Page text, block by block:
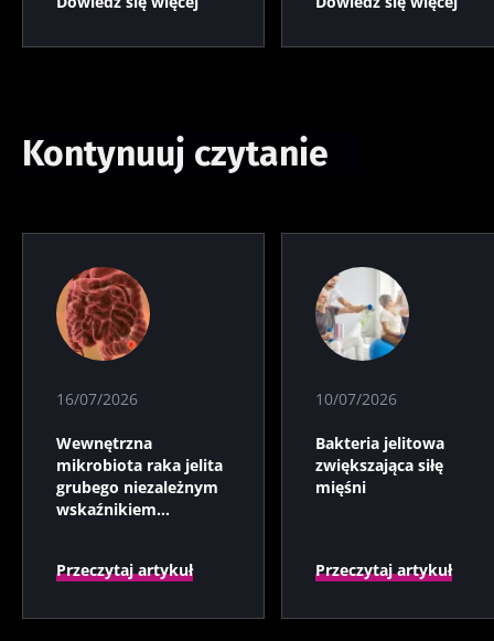
Kontynuuj czytanie
16/07/2026
Wewnętrzna
mikrobiota raka jelita
grubego niezależnym
wskaźnikiem
Przeczytaj artykuł
10/07/2026
Bakteria jelitowa
zwiększająca siłę
mięśni
Przeczytaj artykuł